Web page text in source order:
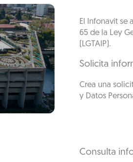
El Infonavit se
65 de la Ley
(LGTAIP).
Solicita
Crea una
y Datos
Consulta